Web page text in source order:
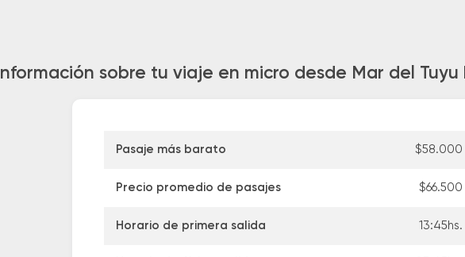
Información sobre tu viaje en micro desde Mar del Tuyu
Pasaje más barato $58.000
Precio promedio de pasajes $66.500
Horario de primera salida 13:45hs.